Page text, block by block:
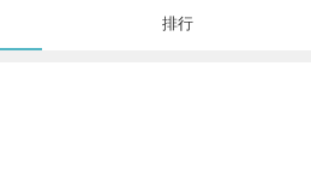
排行